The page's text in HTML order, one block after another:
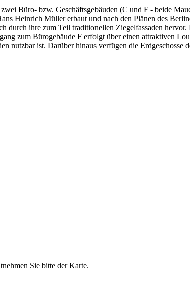
Büro- bzw. Geschäftsgebäuden (C und F - beide
Heinrich Müller erbaut und nach den Plänen des
durch ihre zum Teil traditionellen Ziegelfassaden
zum Bürogebäude F erfolgt über einen attraktiven
nutzbar ist. Darüber hinaus verfügen die Erdgeschosse
Sie bitte der Karte.